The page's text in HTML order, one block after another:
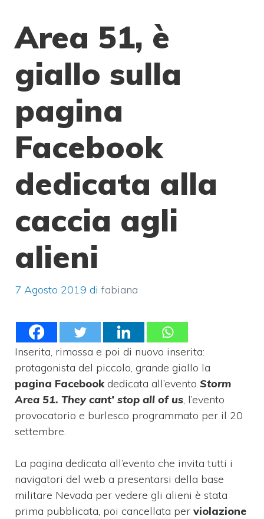
Area 51, è
giallo sulla
pagina
Facebook
dedicata alla
caccia agli
alieni
7 Agosto 2019 di fabiana
Inserita, rimossa e poi di nuovo inserita:
protagonista del piccolo, grande giallo la
pagina Facebookdedicata all’evento Storm
Area 51. They cant’ stop all of us, l’evento
provocatorio e burlesco programmato per il 20
settembre.
La pagina dedicata all’evento che invita tutti i
navigatori del web a presentarsi della base
militare Nevada per vedere gli alieni è stata
prima pubblicata, poi cancellata per violazione